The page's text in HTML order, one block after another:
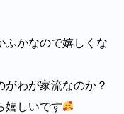
ふかなので嬉しくな
がわが家流なのか？
嬉しいです